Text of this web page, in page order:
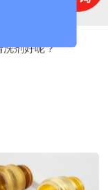
洗剂好呢？